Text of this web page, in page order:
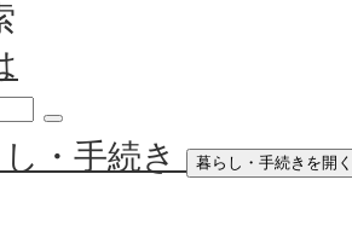
索
・手続き 暮らし・手続きを開く